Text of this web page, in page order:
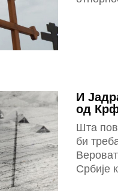
И
од
Шта
би
Србије